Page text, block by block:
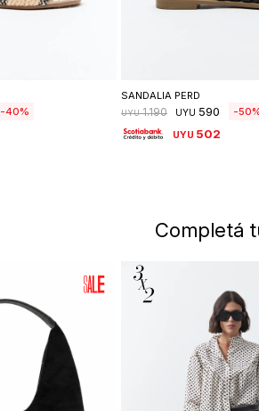
40
SANDALIA PERD
UYU 1.190 UYU 590 50
UYU 502
Completá